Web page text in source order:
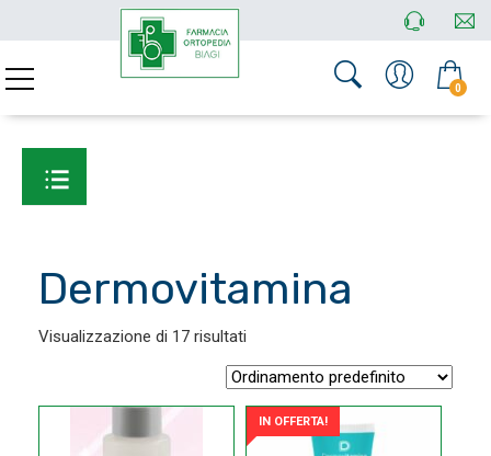
0
Dermovitamina
Visualizzazione di 17 risultati
IN OFFERTA!